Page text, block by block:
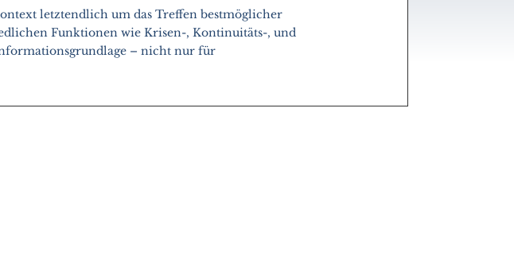
letztendlich um das Treffen bestmöglicher
Funktionen wie Krisen-, Kontinuitäts-, und
– nicht nur für